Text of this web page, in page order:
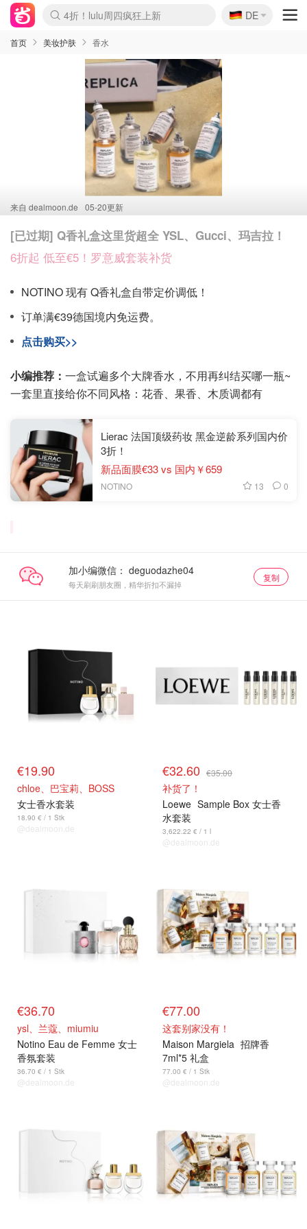
Boticinal 夏促开抢！
4折！lulu周四疯狂上新
还没结束！&OtherStories大促
Joybuy变相75折 随时失效
速领！Stanley独家85折
疑似霸哥！Camper额外叠85折
Zalando 奥莱闪促！每日更新
Moncler反季囤！5折起+叠9折
Coach Brooklyn仅€192
🇩🇪
DE
首页 美妆护肤 香水
来自 dealmoon.de 05-20更新
[已过期] Q香礼盒这里货超全 YSL、Gucci、玛吉拉！
6折起 低至€5！罗意威套装补货
NOTINO 现有 Q香礼盒自带定价调低！
订单满€39德国境内免运费。
点击购买>>
小编推荐： 一盒试遍多个大牌香水，不用再纠结买哪一瓶~
一套里直接给你不同风格：花香、果香、木质调都有
Lierac 法国顶级药妆 黑金逆龄系列国内价
3折！
新品面膜€33 vs 国内￥659
NOTINO 13 0
加小编微信：
每天刷刷朋友圈，精华折扣不漏掉
复制
€19.90
chloe、巴宝莉、BOSS
女士香水套装
18.90 € / 1 Stk
@dealmoon.de
€32.60 €35.00
补货了！
Loewe Sample Box 女士香
水套装
3,622.22 € / 1 l
@dealmoon.de
€36.70
ysl、兰蔻、miumiu
Notino Eau de Femme 女士
香氛套装
36.70 € / 1 Stk
@dealmoon.de
€77.00
这套别家没有！
Maison Margiela 招牌香
7ml*5 礼盒
77.00 € / 1 Stk
@dealmoon.de